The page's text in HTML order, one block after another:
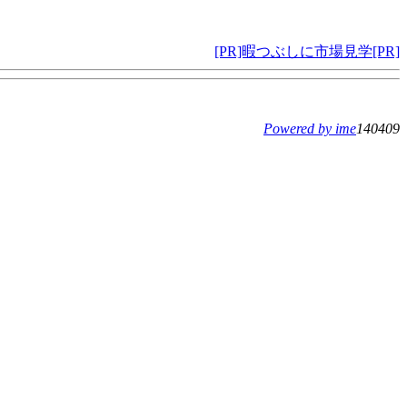
[PR]暇つぶしに市場見学[PR]
Powered by ime140409